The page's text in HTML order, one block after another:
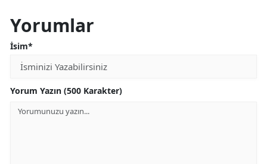
Yorumlar
İsim*
Yorum Yazın (500 Karakter)